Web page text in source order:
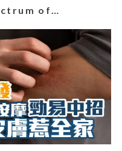
of…